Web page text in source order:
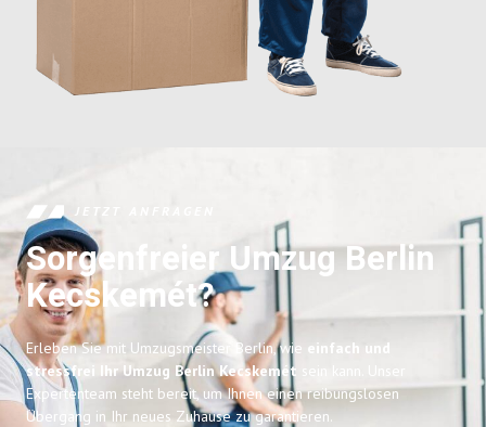
JETZT ANFRAGEN
Sorgenfreier Umzug Berlin
Kecskemét?
Erleben Sie mit Umzugsmeister Berlin, wie einfach und
stressfrei Ihr Umzug Berlin Kecskemét
Expertenteam steht bereit, um Ihnen einen reibungslosen
Übergang in Ihr neues Zuhause zu garantieren.